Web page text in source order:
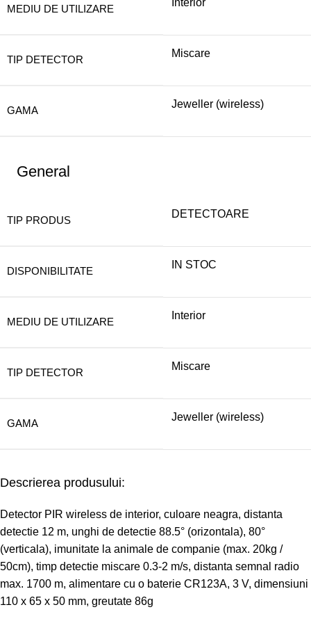
MEDIU DE UTILIZARE
Interior
TIP DETECTOR
Miscare
GAMA
Jeweller (wireless)
General
TIP PRODUS
DETECTOARE
DISPONIBILITATE
IN STOC
MEDIU DE UTILIZARE
Interior
TIP DETECTOR
Miscare
GAMA
Jeweller (wireless)
Descrierea produsului:
Detector PIR wireless de interior, culoare neagra, distanta
detectie 12 m, unghi de detectie 88.5° (orizontala), 80°
(verticala), imunitate la animale de companie (max. 20kg /
50cm), timp detectie miscare 0.3-2 m/s, distanta semnal radio
max. 1700 m, alimentare cu o baterie CR123A, 3 V, dimensiuni
110 x 65 x 50 mm, greutate 86g